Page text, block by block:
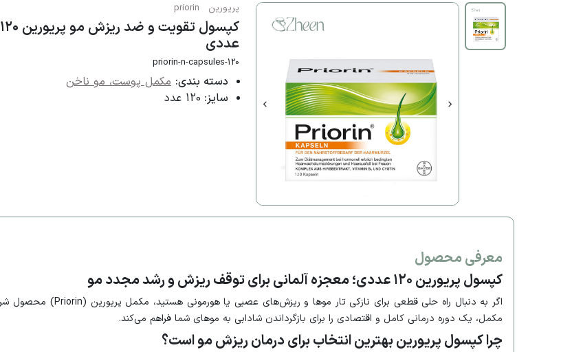
پریورین priorin
کپسول تقویت و ضد ریزش مو پریورین ۱۲۰
عددی
priorin-n-capsules-120
دسته بندی: مکمل پوست، مو ناخن
سایز: 120 عدد
معرفی محصول
کپسول پریورین ۱۲۰ عددی؛ معجزه آلمانی برای توقف ریزش و رشد مجدد مو
مکمل، یک دوره درمانی کامل و اقتصادی را برای بازگرداندن شادابی به موهای شما فراهم می‌کند.
چرا کپسول پریورین بهترین انتخاب برای درمان ریزش مو است؟